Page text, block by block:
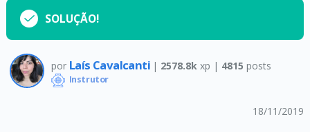
SOLUÇÃO!
por Laís Cavalcanti | 2578.8k xp | 4815 posts
Instrutor
18/11/2019